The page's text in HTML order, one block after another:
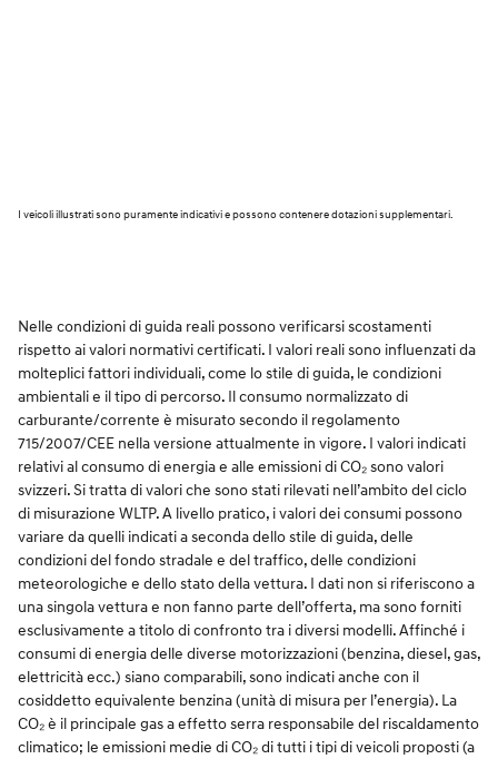
I veicoli illustrati sono puramente indicativi e possono contenere dotazioni supplementari.
Nelle condizioni di guida reali possono verificarsi scostamenti
rispetto ai valori normativi certificati. I valori reali sono influenzati da
molteplici fattori individuali, come lo stile di guida, le condizioni
ambientali e il tipo di percorso. Il consumo normalizzato di
carburante/corrente è misurato secondo il regolamento
715/2007/CEE nella versione attualmente in vigore. I valori indicati
relativi al consumo di energia e alle emissioni di CO₂ sono valori
svizzeri. Si tratta di valori che sono stati rilevati nell’ambito del ciclo
di misurazione WLTP. A livello pratico, i valori dei consumi possono
variare da quelli indicati a seconda dello stile di guida, delle
condizioni del fondo stradale e del traffico, delle condizioni
meteorologiche e dello stato della vettura. I dati non si riferiscono a
una singola vettura e non fanno parte dell’offerta, ma sono forniti
esclusivamente a titolo di confronto tra i diversi modelli. Affinché i
consumi di energia delle diverse motorizzazioni (benzina, diesel, gas,
elettricità ecc.) siano comparabili, sono indicati anche con il
cosiddetto equivalente benzina (unità di misura per l’energia). La
CO₂ è il principale gas a effetto serra responsabile del riscaldamento
climatico; le emissioni medie di CO₂ di tutti i tipi di veicoli proposti (a